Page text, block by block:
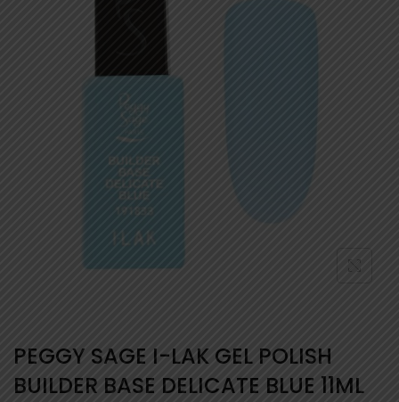
PEGGY SAGE I-LAK GEL POLISH
BUILDER BASE DELICATE BLUE 11ML